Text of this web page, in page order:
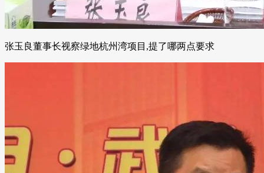
张玉良董事长视察绿地杭州湾项目,提了哪两点要求